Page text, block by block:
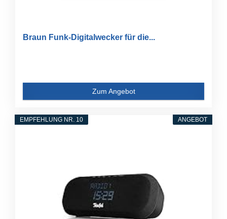
Braun Funk-Digitalwecker für die...
Zum Angebot
ANGEBOT
EMPFEHLUNG NR. 10